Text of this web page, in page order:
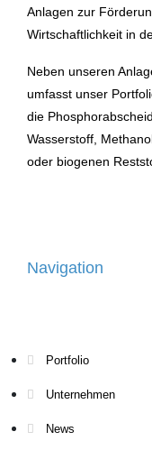
Anlagen zur
Wirtschaftlichkeit in
Neben unseren
umfasst unser
die
Wasserstoff,
oder biogenen
Navigation
Portfolio
Unternehmen
News